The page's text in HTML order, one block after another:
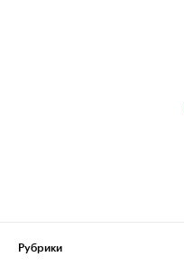
Рубрики